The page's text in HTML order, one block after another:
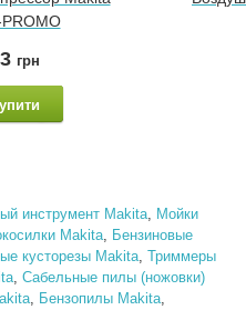
грн
инструмент Makita, Мойки
Makita, Бензиновые
кусторезы Makita, Триммеры
, Сабельные пилы (ножовки)
, Бензопилы Makita,